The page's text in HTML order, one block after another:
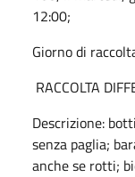
12:00;
Giorno di
RACCOLTA
Descrizione:
senza paglia;
anche se rotti;